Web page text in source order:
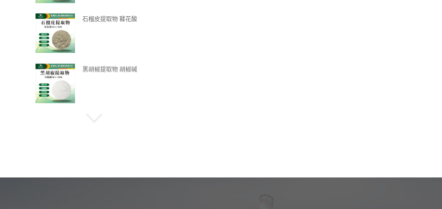
石榴皮提取物 鞣花酸
黑胡椒提取物 胡椒碱